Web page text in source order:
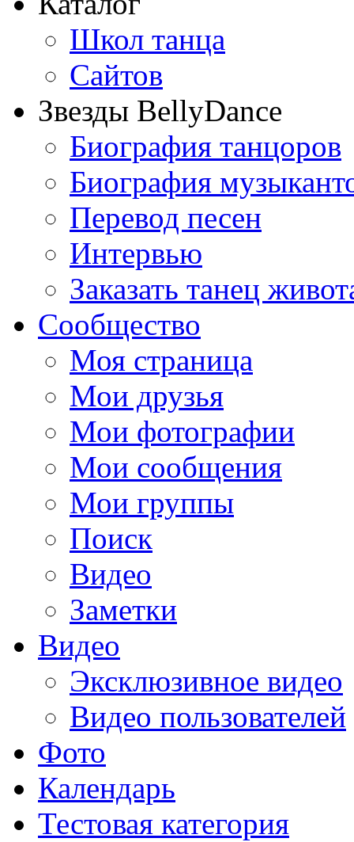
Школ танца
Сайтов
Звезды BellyDance
Биография танцоров
Биография
Перевод песен
Интервью
Заказать танец
Сообщество
Моя страница
Мои друзья
Мои фотографии
Мои сообщения
Мои группы
Поиск
Видео
Заметки
Видео
Эксклюзивное видео
Видео пользователей
Фото
Календарь
Тестовая категория